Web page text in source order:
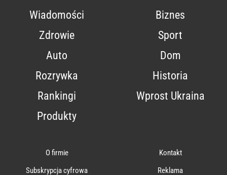
Wiadomości
Biznes
Zdrowie
Sport
Auto
Dom
Rozrywka
Historia
Rankingi
Wprost Ukraina
Produkty
O firmie
Kontakt
Subskrypcja cyfrowa
Reklama